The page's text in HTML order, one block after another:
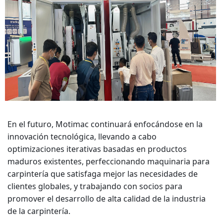
En el futuro, Motimac continuará enfocándose en la
innovación tecnológica, llevando a cabo
optimizaciones iterativas basadas en productos
maduros existentes, perfeccionando maquinaria para
carpintería que satisfaga mejor las necesidades de
clientes globales, y trabajando con socios para
promover el desarrollo de alta calidad de la industria
de la carpintería.